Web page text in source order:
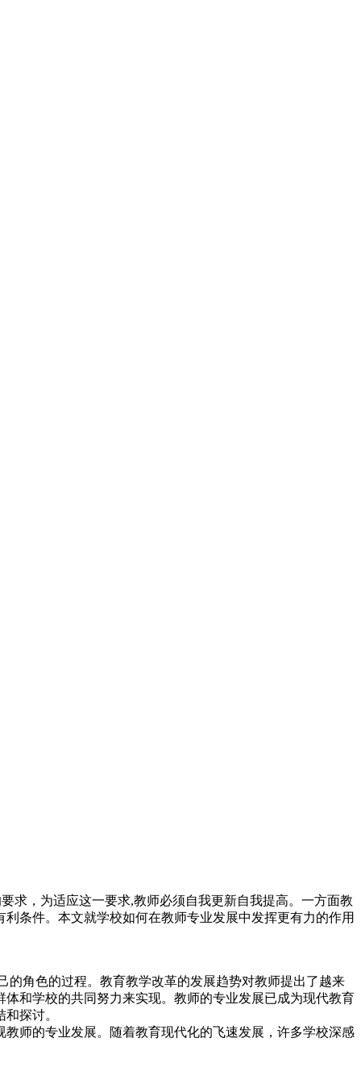
求，为适应这一要求,教师必须自我更新自我提高。一方面教
条件。本文就学校如何在教师专业发展中发挥更有力的作用
角色的过程。教育教学改革的发展趋势对教师提出了越来
和学校的共同努力来实现。教师的专业发展已成为现代教育
探讨。
师的专业发展。随着教育现代化的飞速发展，许多学校深感